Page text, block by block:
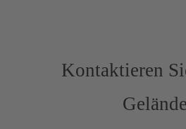
Kontaktieren